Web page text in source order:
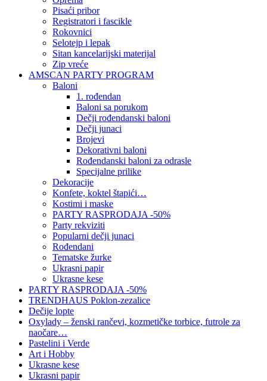
Pisaći pribor
Registratori i fascikle
Rokovnici
Selotejp i lepak
Sitan kancelarijski materijal
Zip vreće
AMSCAN PARTY PROGRAM
Baloni
1. rođendan
Baloni sa porukom
Dečji rođendanski baloni
Dečji junaci
Brojevi
Dekorativni baloni
Rođendanski baloni za odrasle
Specijalne prilike
Dekoracije
Konfete, koktel štapići…
Kostimi i maske
PARTY RASPRODAJA -50%
Party rekviziti
Popularni dečji junaci
Rođendani
Tematske žurke
Ukrasni papir
Ukrasne kese
PARTY RASPRODAJA -50%
TRENDHAUS Poklon-zezalice
Dečije lopte
Oxylady – ženski rančevi, kozmetičke torbice, futrole za
naočare…
Pastelini i Verde
Art i Hobby
Ukrasne kese
Ukrasni papir